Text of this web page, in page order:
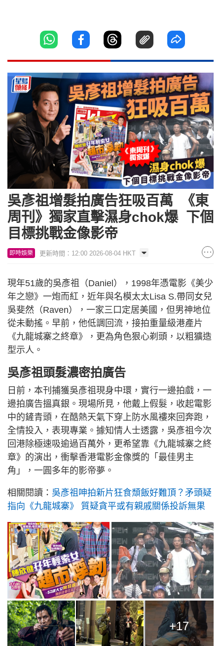
吳彥祖增髮拍廣告狂吸百萬 《東
周刊》獨家直擊濕身chok爆 下個
目標挑戰金像影帝
即時娛樂 更新時間：12:00 2026-08-04 HKT
現年51歲的吳彥祖（Daniel），1998年憑電影《美少
年之戀》一炮而紅，近年與名模太太Lisa S.帶同女兒
吳斐然（Raven），一家三口定居美國，但男神地位
從未動搖。早前，他低調回流，接拍重量級港產片
《九龍城寨之終章》，更為角色狠心剃頭，以粗獷造
型示人。
吳彥祖頭髮濃密拍廣告
日前，本刊捕獲吳彥祖現身中環，實行一邊拍戲，一
邊拍廣告搵真銀。現場所見，他戴上假髮，收起電影
中的鏟青頭，在酷熱天氣下穿上防水風褸來回奔跑，
全情投入，表現專業。據知情人士透露，吳彥祖今次
回港除極速吸逾過百萬外，更希望靠《九龍城寨之終
章》的演出，衝擊香港電影金像獎的「最佳男主
角」，一圓多年的影帝夢。
相關閱讀： 吳彥祖呻拍新片狂食頹飯好難頂？矛頭疑
指向《九龍城寨》 質疑貪平或有親戚關係投訴無果
+17